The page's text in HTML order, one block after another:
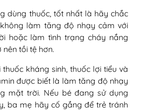
dùng thuốc, tốt nhất là hãy chắc
làm tăng độ nhạy cảm với
hoặc làm tình trạng cháy nắng
tồi tệ hơn.
kháng sinh, thuốc lợi tiểu và
được biết là làm tăng độ nhạy
mặt trời. Nếu bé đang sử dụng
ba mẹ hãy cố gắng để trẻ tránh